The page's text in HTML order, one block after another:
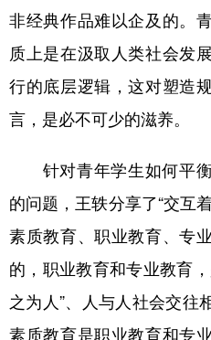
四川 贵州
陕西 甘肃
新疆 内蒙古
多语种频道
English Español
Русский язык
Deutsch Português
非经典作品难以企及的。
质上是在汲取人类社会发
行的底层逻辑，这对塑造
言，是必不可少的滋养。
针对青年学生如何平衡
的问题，王轶分享了“交互
素质教育、职业教育、专
的，职业教育和专业教育
之为人”、人与人社会交往
素质教育是职业教育和专